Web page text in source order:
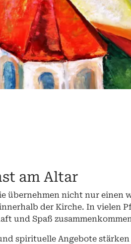
am Altar
übernehmen nicht nur einen
der Kirche. In vielen
und Spaß
spirituelle Angebote